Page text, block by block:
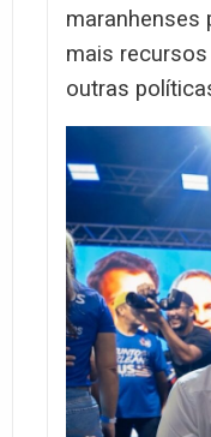
maranhenses
mais
outras